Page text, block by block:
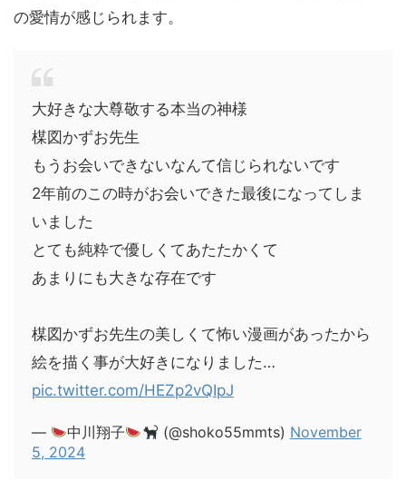
の愛情が感じられます。
大好きな大尊敬する本当の神様
楳図かずお先生
もうお会いできないなんて信じられないです
2年前のこの時がお会いできた最後になってしま
いました
とても純粋で優しくてあたたかくて
あまりにも大きな存在です
楳図かずお先生の美しくて怖い漫画があったから
絵を描く事が大好きになりました…
pic.twitter.com/HEZp2vQIpJ
— 中川翔子 (@shoko55mmts) November
5, 2024